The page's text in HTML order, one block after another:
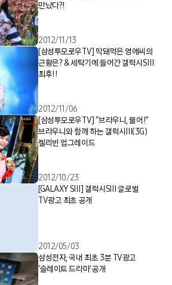
만났다?!
2012/11/13
[삼성투모로우TV] 막돼먹은 영애씨의
근황은? & 세탁기에 들어간 갤럭시SⅢ
최후!!
2012/11/06
[삼성투모로우TV] “브라우니, 물어!”
브라우니와 함께 하는 갤럭시Ⅲ(3G)
젤리빈 업그레이드
2012/10/23
[GALAXY SⅢ] 갤럭시SⅢ 글로벌
TV광고 최초 공개
2012/05/03
삼성전자, 국내 최초 3분 TV광고
‘슬레이트 드라마’ 공개